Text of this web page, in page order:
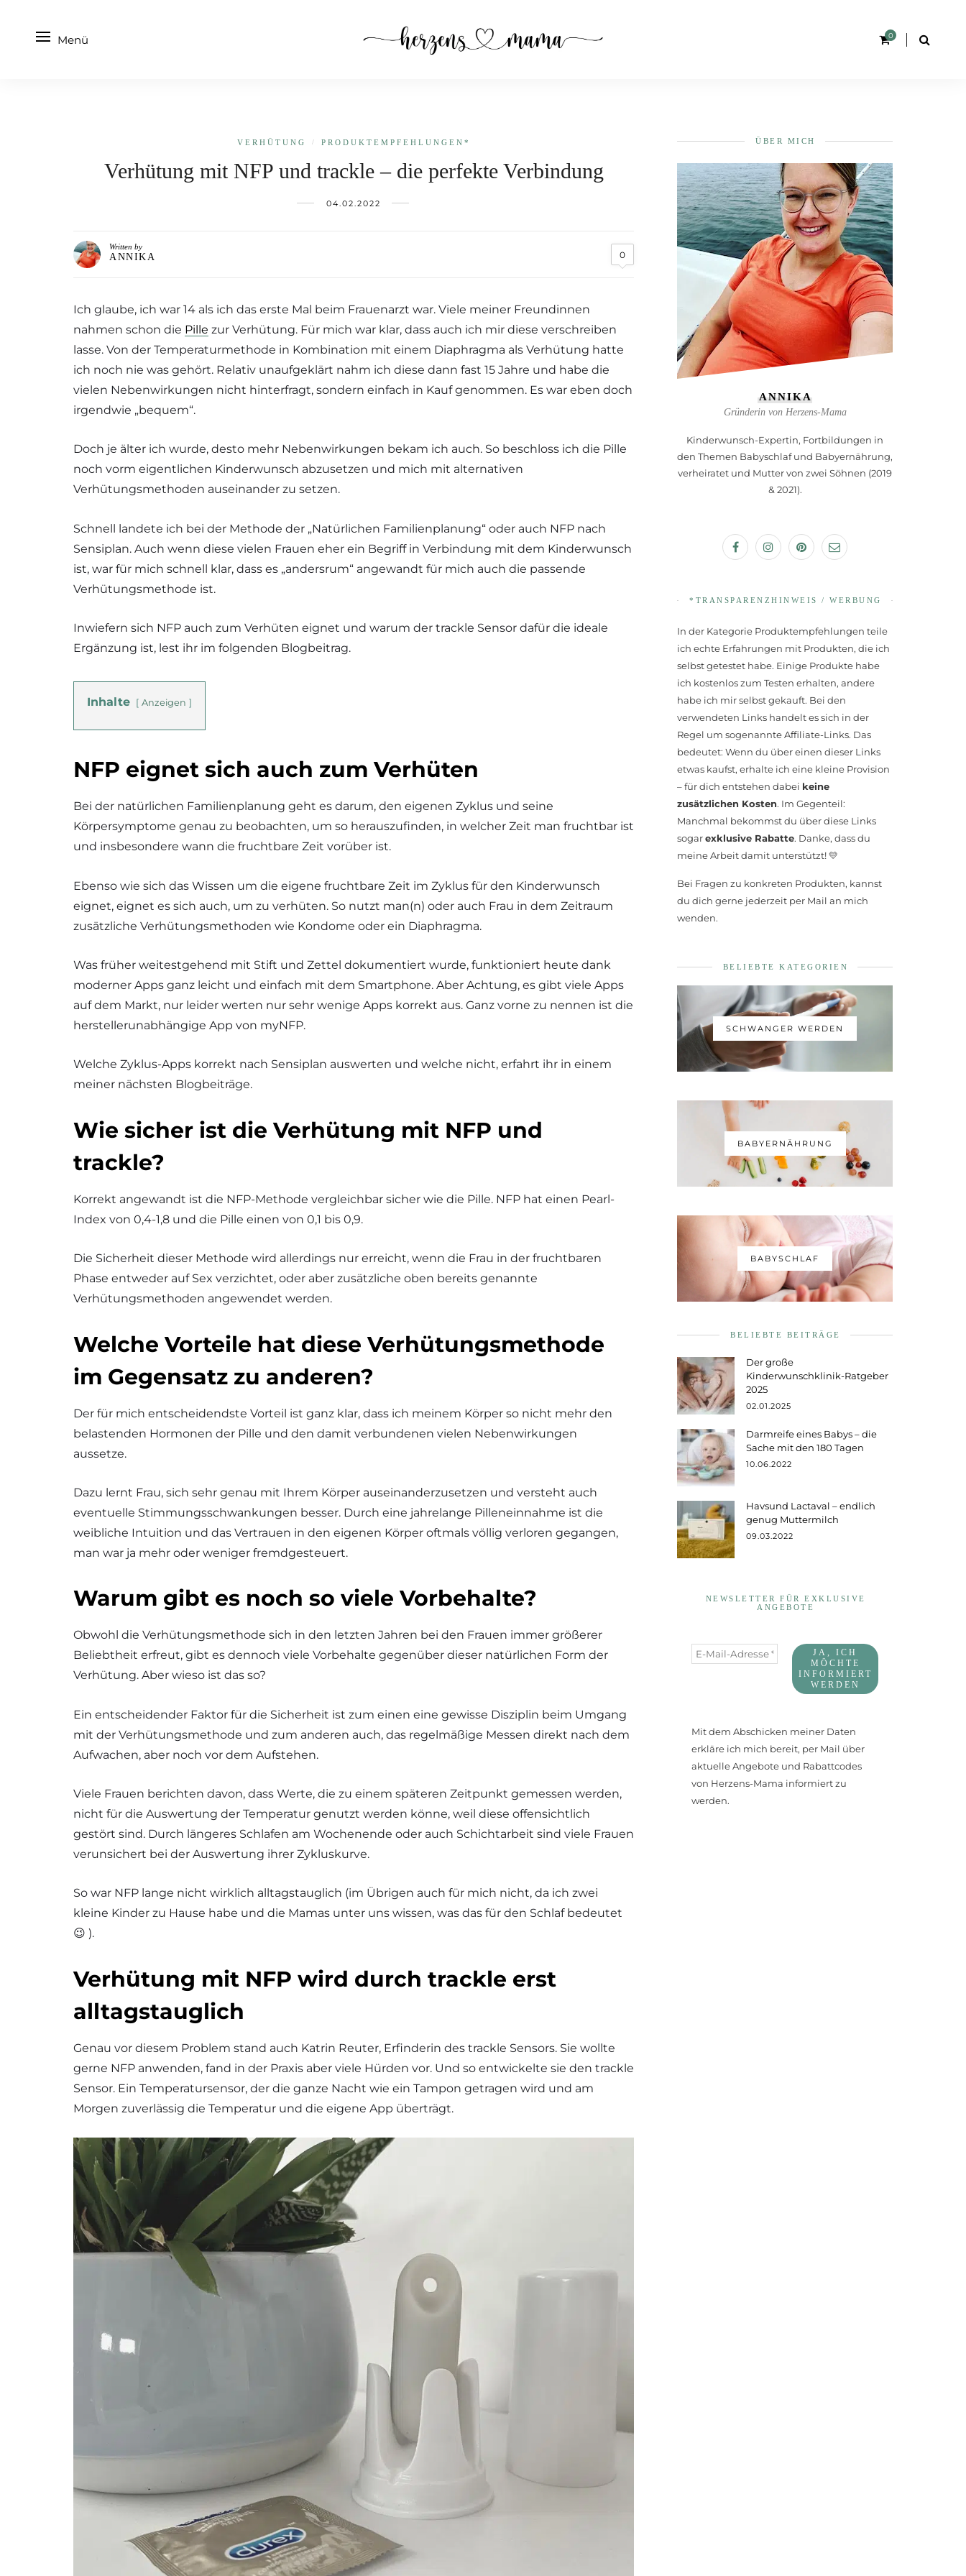
Menü 0
VERHÜTUNG / PRODUKT­EMPFEHLUNGEN*
Verhütung mit NFP und trackle – die perfekte Verbindung
04.02.2022
Written by
ANNIKA 0
Ich glaube, ich war 14 als ich das erste Mal beim Frauenarzt war. Viele meiner Freundinnen
nahmen schon die Pille zur Verhütung. Für mich war klar, dass auch ich mir diese verschreiben
lasse. Von der Temperaturmethode in Kombination mit einem Diaphragma als Verhütung hatte
ich noch nie was gehört. Relativ unaufgeklärt nahm ich diese dann fast 15 Jahre und habe die
vielen Nebenwirkungen nicht hinterfragt, sondern einfach in Kauf genommen. Es war eben doch
irgendwie „bequem“.
Doch je älter ich wurde, desto mehr Nebenwirkungen bekam ich auch. So beschloss ich die Pille
noch vorm eigentlichen Kinderwunsch abzusetzen und mich mit alternativen
Verhütungsmethoden auseinander zu setzen.
Schnell landete ich bei der Methode der „Natürlichen Familienplanung“ oder auch NFP nach
Sensiplan. Auch wenn diese vielen Frauen eher ein Begriff in Verbindung mit dem Kinderwunsch
ist, war für mich schnell klar, dass es „andersrum“ angewandt für mich auch die passende
Verhütungsmethode ist.
Inwiefern sich NFP auch zum Verhüten eignet und warum der trackle Sensor dafür die ideale
Ergänzung ist, lest ihr im folgenden Blogbeitrag.
Inhalte Anzeigen
NFP eignet sich auch zum Verhüten
Bei der natürlichen Familienplanung geht es darum, den eigenen Zyklus und seine
Körpersymptome genau zu beobachten, um so herauszufinden, in welcher Zeit man fruchtbar ist
und insbesondere wann die fruchtbare Zeit vorüber ist.
Ebenso wie sich das Wissen um die eigene fruchtbare Zeit im Zyklus für den Kinderwunsch
eignet, eignet es sich auch, um zu verhüten. So nutzt man(n) oder auch Frau in dem Zeitraum
zusätzliche Verhütungsmethoden wie Kondome oder ein Diaphragma.
Was früher weitestgehend mit Stift und Zettel dokumentiert wurde, funktioniert heute dank
moderner Apps ganz leicht und einfach mit dem Smartphone. Aber Achtung, es gibt viele Apps
auf dem Markt, nur leider werten nur sehr wenige Apps korrekt aus. Ganz vorne zu nennen ist die
herstellerunabhängige App von myNFP.
Welche Zyklus-Apps korrekt nach Sensiplan auswerten und welche nicht, erfahrt ihr in einem
meiner nächsten Blogbeiträge.
Wie sicher ist die Verhütung mit NFP und
trackle?
Korrekt angewandt ist die NFP-Methode vergleichbar sicher wie die Pille. NFP hat einen Pearl-
Index von 0,4-1,8 und die Pille einen von 0,1 bis 0,9.
Die Sicherheit dieser Methode wird allerdings nur erreicht, wenn die Frau in der fruchtbaren
Phase entweder auf Sex verzichtet, oder aber zusätzliche oben bereits genannte
Verhütungsmethoden angewendet werden.
Welche Vorteile hat diese Verhütungsmethode
im Gegensatz zu anderen?
Der für mich entscheidendste Vorteil ist ganz klar, dass ich meinem Körper so nicht mehr den
belastenden Hormonen der Pille und den damit verbundenen vielen Nebenwirkungen
aussetze.
Dazu lernt Frau, sich sehr genau mit Ihrem Körper auseinanderzusetzen und versteht auch
eventuelle Stimmungsschwankungen besser. Durch eine jahrelange Pilleneinnahme ist die
weibliche Intuition und das Vertrauen in den eigenen Körper oftmals völlig verloren gegangen,
man war ja mehr oder weniger fremdgesteuert.
Warum gibt es noch so viele Vorbehalte?
Obwohl die Verhütungsmethode sich in den letzten Jahren bei den Frauen immer größerer
Beliebtheit erfreut, gibt es dennoch viele Vorbehalte gegenüber dieser natürlichen Form der
Verhütung. Aber wieso ist das so?
Ein entscheidender Faktor für die Sicherheit ist zum einen eine gewisse Disziplin beim Umgang
mit der Verhütungsmethode und zum anderen auch, das regelmäßige Messen direkt nach dem
Aufwachen, aber noch vor dem Aufstehen.
Viele Frauen berichten davon, dass Werte, die zu einem späteren Zeitpunkt gemessen werden,
nicht für die Auswertung der Temperatur genutzt werden könne, weil diese offensichtlich
gestört sind. Durch längeres Schlafen am Wochenende oder auch Schichtarbeit sind viele Frauen
verunsichert bei der Auswertung ihrer Zykluskurve.
So war NFP lange nicht wirklich alltagstauglich (im Übrigen auch für mich nicht, da ich zwei
kleine Kinder zu Hause habe und die Mamas unter uns wissen, was das für den Schlaf bedeutet
😉 ).
Verhütung mit NFP wird durch trackle erst
alltagstauglich
Genau vor diesem Problem stand auch Katrin Reuter, Erfinderin des trackle Sensors. Sie wollte
gerne NFP anwenden, fand in der Praxis aber viele Hürden vor. Und so entwickelte sie den trackle
Sensor. Ein Temperatursensor, der die ganze Nacht wie ein Tampon getragen wird und am
Morgen zuverlässig die Temperatur und die eigene App überträgt.
ÜBER MICH
ANNIKA
Gründerin von Herzens-Mama
Kinderwunsch-Expertin, Fortbildungen in
den Themen Babyschlaf und Babyernährung,
verheiratet und Mutter von zwei Söhnen (2019
& 2021).
*TRANSPARENZHINWEIS / WERBUNG
In der Kategorie Produktempfehlungen teile
ich echte Erfahrungen mit Produkten, die ich
selbst getestet habe. Einige Produkte habe
ich kostenlos zum Testen erhalten, andere
habe ich mir selbst gekauft. Bei den
verwendeten Links handelt es sich in der
Regel um sogenannte Affiliate-Links. Das
bedeutet: Wenn du über einen dieser Links
etwas kaufst, erhalte ich eine kleine Provision
– für dich entstehen dabei keine
zusätzlichen Kosten. Im Gegenteil:
Manchmal bekommst du über diese Links
sogarexklusive Rabatte. Danke, dass du
meine Arbeit damit unterstützt! 💛
Bei Fragen zu konkreten Produkten, kannst
du dich gerne jederzeit per Mail an mich
wenden.
BELIEBTE KATEGORIEN
SCHWANGER WERDEN
BABYERNÄHRUNG
BABYSCHLAF
BELIEBTE BEITRÄGE
Der große
Kinderwunschklinik-Ratgeber
2025
02.01.2025
Darmreife eines Babys – die
Sache mit den 180 Tagen
10.06.2022
Havsund Lactaval – endlich
genug Muttermilch
09.03.2022
NEWSLETTER FÜR EXKLUSIVE
ANGEBOTE
Mit dem Abschicken meiner Daten
erkläre ich mich bereit, per Mail über
aktuelle Angebote und Rabattcodes
von Herzens-Mama informiert zu
werden.